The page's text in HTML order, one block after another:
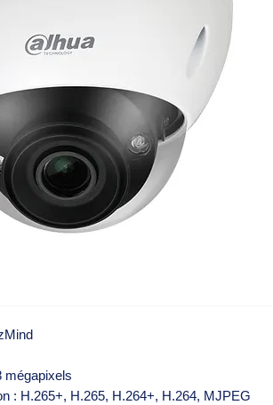
mégapixels
: H.265+, H.265, H.264+, H.264, MJPEG